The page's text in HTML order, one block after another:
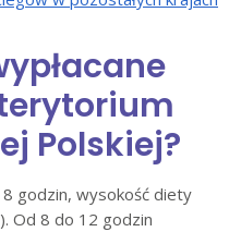
Polskiej?
godzin, wysokość diety
Od 8 do 12 godzin